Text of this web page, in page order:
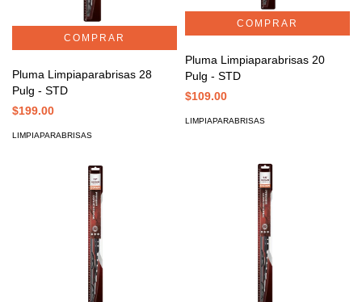
Pluma Limpiaparabrisas 28
Pulg - STD
$199.00
LIMPIAPARABRISAS
Pluma Limpiaparabrisas 20
Pulg - STD
$109.00
LIMPIAPARABRISAS